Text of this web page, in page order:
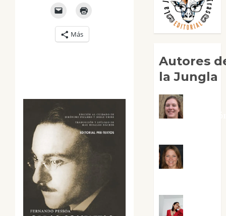
Más
Autores
la Jungla